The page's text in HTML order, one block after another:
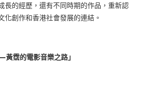
長的經歷，還有不同時期的作品，重新認
化創作和香港社會發展的連結。
霑的電影音樂之路」